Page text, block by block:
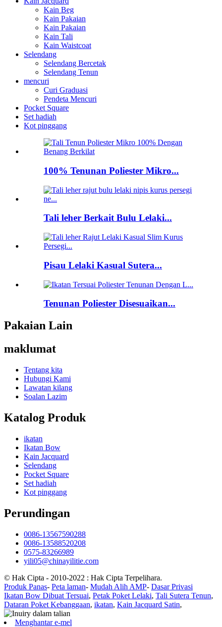
Kain Beg
Kain Pakaian
Kain Pakaian
Kain Tali
Kain Waistcoat
Selendang
Selendang Bercetak
Selendang Tenun
mencuri
Curi Graduasi
Pendeta Mencuri
Pocket Square
Set hadiah
Kot pinggang
100% Tenunan Poliester Mikro...
Tali leher Berkait Bulu Lelaki...
Pisau Lelaki Kasual Sutera...
Tenunan Poliester Disesuaikan...
Pakaian Lain
maklumat
Tentang kita
Hubungi Kami
Lawatan kilang
Soalan Lazim
Katalog Produk
ikatan
Ikatan Bow
Kain Jacquard
Selendang
Pocket Square
Set hadiah
Kot pinggang
Perundingan
0086-13567590288
0086-13588520208
0575-83266989
yili05@chinayilitie.com
© Hak Cipta - 2010-2022 : Hak Cipta Terpelihara.
Produk Panas- Peta laman- Mudah Alih AMP- Dasar Privasi
Ikatan Bow Dibuat Tersuai, Petak Poket Lelaki, Tali Sutera Tenun,
Dataran Poket Kebanggaan, ikatan, Kain Jacquard Satin,
Menghantar e-mel